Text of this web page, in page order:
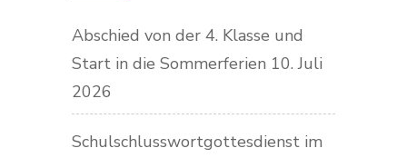
Abschied von der 4. Klasse und
Start in die Sommerferien 10. Juli
2026
Schulschlusswortgottesdienst im